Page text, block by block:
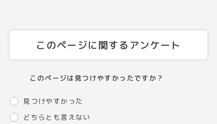
このページに関するアンケート
このページは見つけやすかったですか？
見つけやすかった
どちらとも言えない